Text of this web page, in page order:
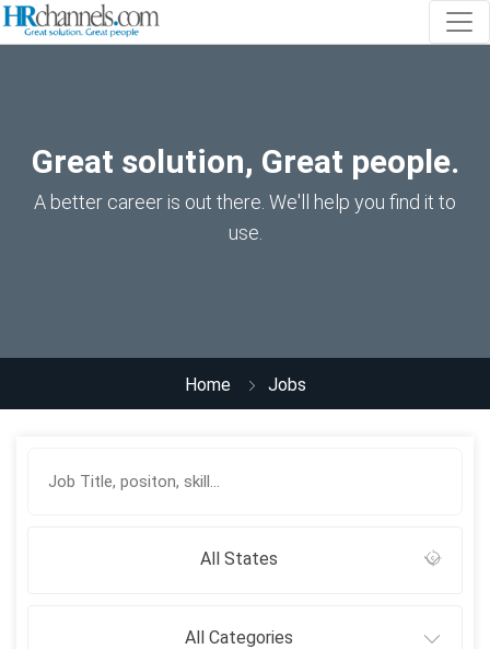
Great solution, Great people.
A better career is out there. We'll help you find it to
use.
Home Jobs
All States
All Categories